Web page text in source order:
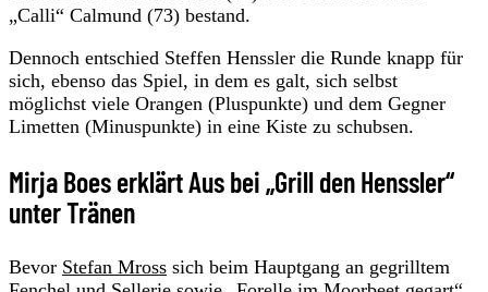
„Calli“ Calmund (73) bestand.
Dennoch entschied Steffen Henssler die Runde knapp für
sich, ebenso das Spiel, in dem es galt, sich selbst
möglichst viele Orangen (Pluspunkte) und dem Gegner
Limetten (Minuspunkte) in eine Kiste zu schubsen.
Mirja Boes erklärt Aus bei „Grill den Henssler“
unter Tränen
Bevor Stefan Mross sich beim Hauptgang an gegrilltem